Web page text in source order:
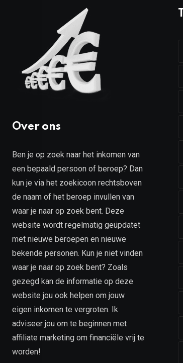
Over ons
Ben je op zoek naar het inkomen van
een bepaald persoon of beroep? Dan
kun je via het zoekicoon rechtsboven
de naam of het beroep invullen van
waar je naar op zoek bent. Deze
website wordt regelmatig geüpdatet
met nieuwe beroepen en nieuwe
bekende personen. Kun je niet vinden
waar je naar op zoek bent? Zoals
gezegd kan de informatie op deze
website jou ook helpen om jouw
eigen inkomen te vergroten. Ik
adviseer jou om te beginnen met
affiliate marketing om financiële vrij te
worden!